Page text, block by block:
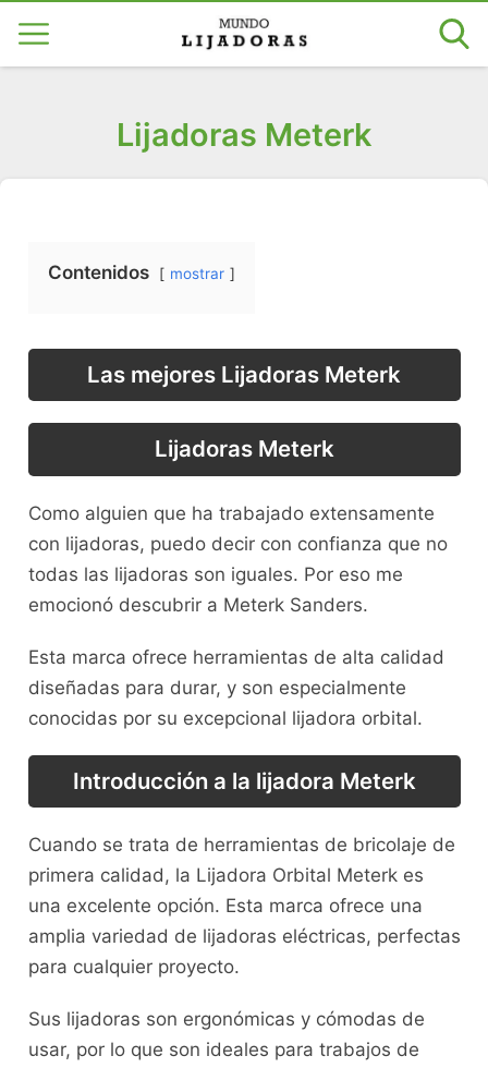
Lijadoras Meterk
Contenidos mostrar
Las mejores Lijadoras Meterk
Lijadoras Meterk
Como alguien que ha trabajado extensamente
con lijadoras, puedo decir con confianza que no
todas las lijadoras son iguales. Por eso me
emocionó descubrir a Meterk Sanders.
Esta marca ofrece herramientas de alta calidad
diseñadas para durar, y son especialmente
conocidas por su excepcional lijadora orbital.
Introducción a la lijadora Meterk
Cuando se trata de herramientas de bricolaje de
primera calidad, la Lijadora Orbital Meterk es
una excelente opción. Esta marca ofrece una
amplia variedad de lijadoras eléctricas, perfectas
para cualquier proyecto.
Sus lijadoras son ergonómicas y cómodas de
usar, por lo que son ideales para trabajos de